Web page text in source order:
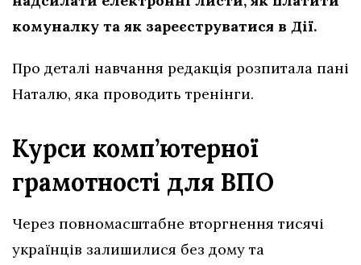
комуналку та як зареєструватися в Дії.
Про деталі навчання редакція розпитала пані
Наталю, яка проводить тренінги.
Курси комп’ютерної
грамотності для ВПО
Через повномасштабне вторгнення тисячі
українців залишилися без дому та